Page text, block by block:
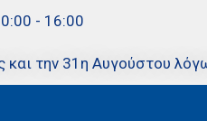
- 16:00
την 31η Αυγούστου